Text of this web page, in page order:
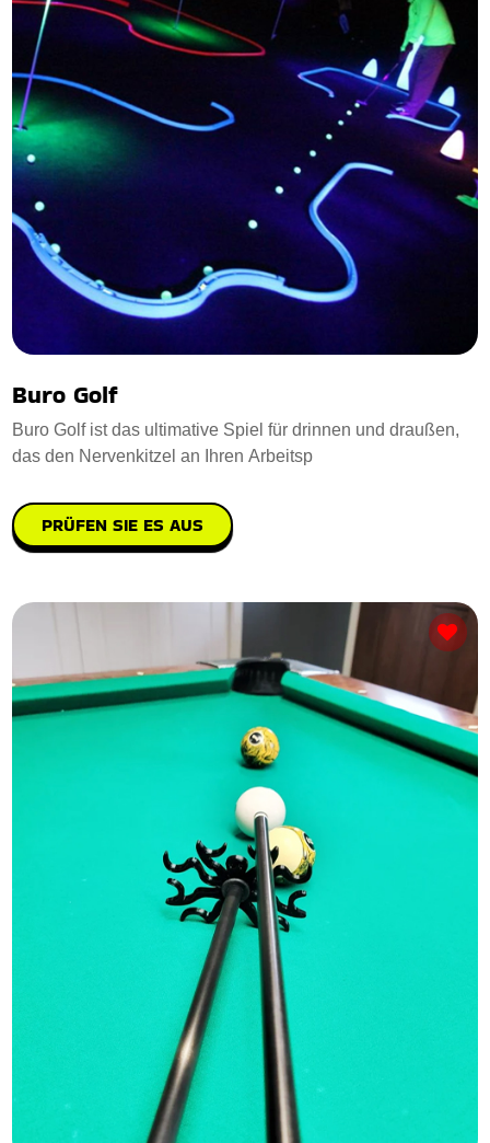
Buro Golf
Buro Golf ist das ultimative Spiel für drinnen und draußen,
das den Nervenkitzel an Ihren Arbeitsp
PRÜFEN SIE ES AUS